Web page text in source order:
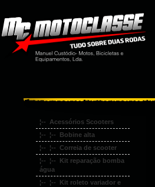
¦-- Acessórios Scooters
¦-- ¦-- Bobine alta
¦-- ¦-- Correia de scooter
¦-- ¦-- Kit reparação bomba
água
¦-- ¦-- Kit roleto variador e